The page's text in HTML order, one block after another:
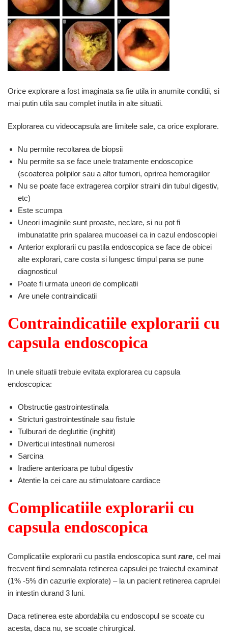
Orice explorare a fost imaginata sa fie utila in anumite conditii, si
mai putin utila sau complet inutila in alte situatii.
Explorarea cu videocapsula are limitele sale, ca orice explorare.
Nu permite recoltarea de biopsii
Nu permite sa se face unele tratamente endoscopice
(scoaterea polipilor sau a altor tumori, oprirea hemoragiilor
Nu se poate face extragerea corpilor straini din tubul digestiv,
etc)
Este scumpa
Uneori imaginile sunt proaste, neclare, si nu pot fi
imbunatatite prin spalarea mucoasei ca in cazul endoscopiei
Anterior explorarii cu pastila endoscopica se face de obicei
alte explorari, care costa si lungesc timpul pana se pune
diagnosticul
Poate fi urmata uneori de complicatii
Are unele contraindicatii
Contraindicatiile explorarii cu
capsula endoscopica
In unele situatii trebuie evitata explorarea cu capsula
endoscopica:
Obstructie gastrointestinala
Stricturi gastrointestinale sau fistule
Tulburari de deglutitie (inghitit)
Diverticui intestinali numerosi
Sarcina
Iradiere anterioara pe tubul digestiv
Atentie la cei care au stimulatoare cardiace
Complicatiile explorarii cu
capsula endoscopica
Complicatiile explorarii cu pastila endoscopica sunt rare, cel mai
frecvent fiind semnalata retinerea capsulei pe traiectul examinat
(1% -5% din cazurile explorate) – la un pacient retinerea caprulei
in intestin durand 3 luni.
Daca retinerea este abordabila cu endoscopul se scoate cu
acesta, daca nu, se scoate chirurgical.